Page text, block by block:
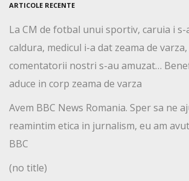
ARTICOLE RECENTE
La CM de fotbal unui sportiv, caruia i
caldura, medicul i-a dat zeama de
comentatorii nostri s-au amuzat…
aduce in corp zeama de varza
Avem BBC News Romania. Sper sa ne
reamintim etica in jurnalism, eu am
BBC
(no title)